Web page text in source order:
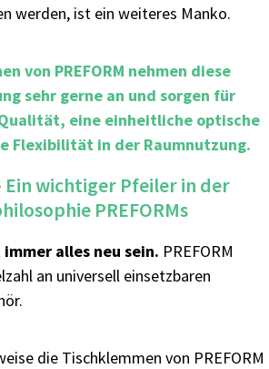
werden, ist ein weiteres Manko.
von PREFORM nehmen diese
sehr gerne an und sorgen für
eine einheitliche optische
Flexibilität in der Raumnutzung.
wichtiger Pfeiler in der
PREFORMs
immer alles neu sein. PREFORM
an universell einsetzbaren
die Tischklemmen von PREFORM